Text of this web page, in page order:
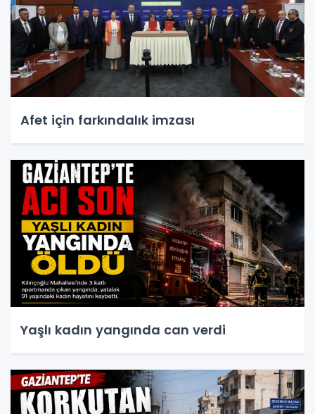
Afet için farkındalık imzası
Yaşlı kadın yangında can verdi